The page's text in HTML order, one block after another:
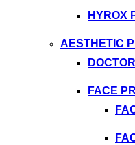
HYROX
AESTHETIC
FACE